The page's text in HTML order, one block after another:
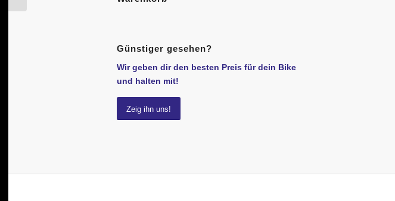
Günstiger gesehen?
Wir geben dir den besten Preis für dein Bike
und halten mit!
Zeig ihn uns!